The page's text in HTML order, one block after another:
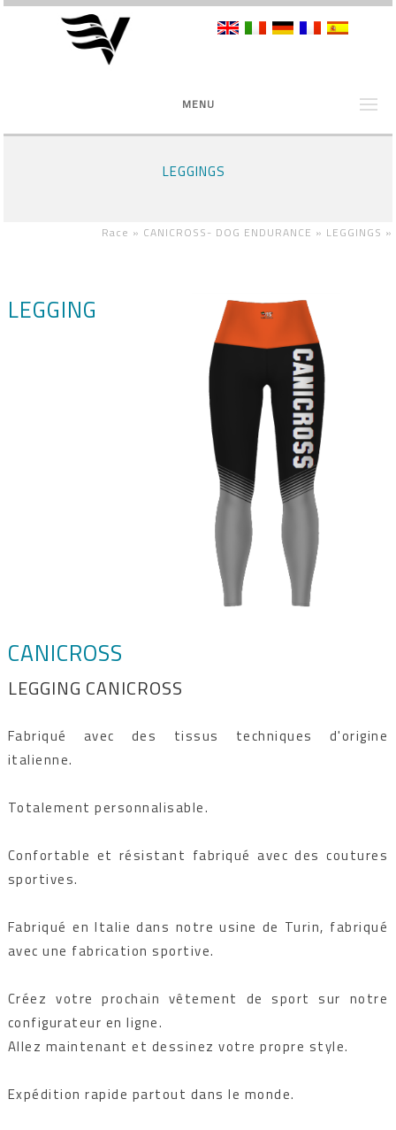
MENU
LEGGINGS
Race » CANICROSS- DOG ENDURANCE » LEGGINGS »
LEGGING
CANICROSS
LEGGING CANICROSS
Fabriqué avec des tissus techniques d'origine
italienne.
Totalement personnalisable.
Confortable et résistant fabriqué avec des coutures
sportives.
Fabriqué en Italie dans notre usine de Turin, fabriqué
avec une fabrication sportive.
Créez votre prochain vêtement de sport sur notre
configurateur en ligne.
Allez maintenant et dessinez votre propre style.
Expédition rapide partout dans le monde.